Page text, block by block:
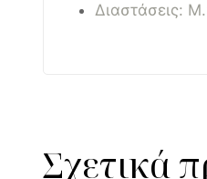
Διαστάσεις:
Σχετικά